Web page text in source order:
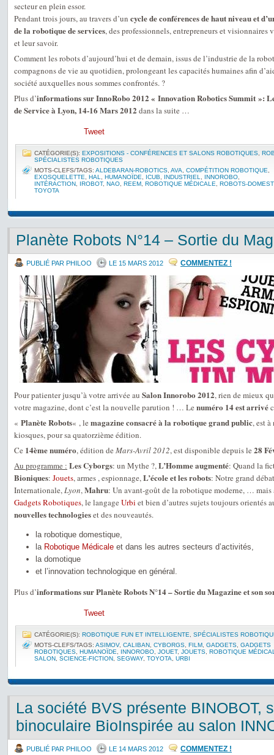
secteur en plein essor.
Pendant trois jours, au travers d’un cycle de conférences de haut niveau et
de la robotique de services, des professionnels, entrepreneurs et visionnaires
et leur savoir.
Comment les robots d’aujourd’hui et de demain, issus de l’industrie de la
compagnons de vie au quotidien, prolongeant les capacités humaines afin
société auxquelles nous sommes confrontés. ?
Plus d’informations sur InnoRobo 2012 « Innovation Robotics Summit »:
de Service à Lyon, 14-16 Mars 2012 dans la suite …
Tweet
CATÉGORIE(S): EXPOSITIONS - CONFÉRENCES ET SALONS ROBOTIQUES
SPÉCIALISTES ROBOTIQUES
MOTS-CLEFS/TAGS: ALDEBARAN-ROBOTICS AVA COMPÉTITION ROBOTIQUE
EXOSQUELETTE
HAL HUMANOÏDE ICUB INDUSTRIEL INNOROBO
INTÉRACTION
IROBOT, NAO REEM ROBOTIQUE MÉDICALE
ROBOTS-
TOYOTA
Planète Robots N°14 – Sortie du
PUBLIÉ PAR PHILOO LE 15 MARS 2012 COMMENTEZ !
Pour patienter jusqu’à votre arrivée au Salon Innorobo 2012, rien de mieux
votre magazine, dont c’est la nouvelle parution ! … Le numéro 14 est arrivé
« Planète Robots« , le magazine consacré à la robotique grand public, est
kiosques, pour sa quatorzième édition.
Ce 14ème numéro, édition de Mars-Avril 2012, est disponible depuis le 28
Au programme : Les Cyborgs: un Mythe ?,L’Homme augmenté: Quand la
Bioniques: Jouets, armes , espionnage,L’école et les robots: Notre grand
Internationale,Lyon,Mahru: Un avant-goût de la robotique moderne, …
Gadgets Robotiques, le langage Urbi et bien d’autres sujets toujours orientés
nouvelles technologieset des nouveautés.
la robotique domestique,
la Robotique Médicale et dans les autres secteurs d’activités,
la domotique
et l’innovation technologique en général.
Plus d’informations sur Planète Robots N°14 – Sortie du Magazine et son
Tweet
CATÉGORIE(S): ROBOTIQUE FUN ET INTELLIGENTE
SPÉCIALISTES
MOTS-CLEFS/TAGS: ASIMOV, CALIBAN CYBORGS FILM GADGETS GADGETS
ROBOTIQUES HUMANOÏDE INNOROBO JOUET, JOUETS ROBOTIQUE
SALON SCIENCE-FICTION SEGWAY, TOYOTA URBI
La société BVS présente BINOBOT,
binoculaire BioInspirée au salon
PUBLIÉ PAR PHILOO LE 14 MARS 2012 COMMENTEZ !